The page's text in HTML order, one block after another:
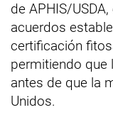
de APHIS/
acuerdos
certificación
permitiendo que
antes de que la
Unidos.